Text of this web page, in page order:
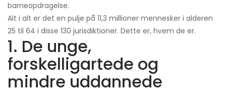
barneopdragelse.
Alt i alt er det en pulje på 11,3 millioner mennesker i alderen
25 til 64 i disse 130 jurisdiktioner. Dette er, hvem de er.
1. De unge,
forskelligartede og
mindre uddannede